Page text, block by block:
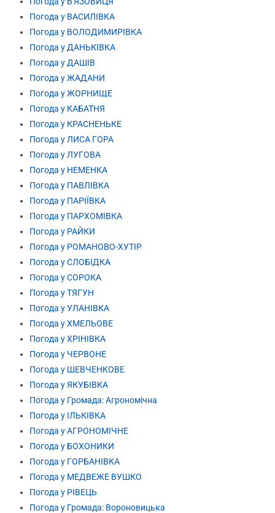
Погода у ВАСИЛІВКА
Погода у ВОЛОДИМИРІВКА
Погода у ДАНЬКІВКА
Погода у ДАШІВ
Погода у ЖАДАНИ
Погода у ЖОРНИЩЕ
Погода у КАБАТНЯ
Погода у КРАСНЕНЬКЕ
Погода у ЛИСА ГОРА
Погода у ЛУГОВА
Погода у НЕМЕНКА
Погода у ПАВЛІВКА
Погода у ПАРІЇВКА
Погода у ПАРХОМІВКА
Погода у РАЙКИ
Погода у РОМАНОВО-ХУТІР
Погода у СЛОБІДКА
Погода у СОРОКА
Погода у ТЯГУН
Погода у УЛАНІВКА
Погода у ХМЕЛЬОВЕ
Погода у ХРІНІВКА
Погода у ЧЕРВОНЕ
Погода у ШЕВЧЕНКОВЕ
Погода у ЯКУБІВКА
Погода у Громада: Агрономічна
Погода у ІЛЬКІВКА
Погода у АГРОНОМІЧНЕ
Погода у БОХОНИКИ
Погода у ГОРБАНІВКА
Погода у МЕДВЕЖЕ ВУШКО
Погода у РІВЕЦЬ
Погода у Громада: Вороновицька